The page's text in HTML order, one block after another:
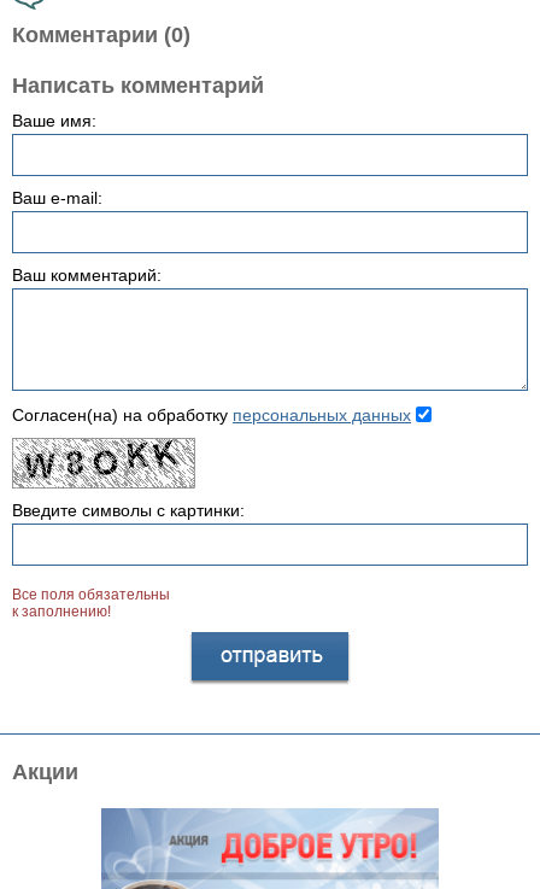
Акции
Комментарии (0)
Написать комментарий
Ваше имя:
Ваш e-mail:
Ваш комментарий:
Согласен(на) на обработку персональных данных
Введите символы с картинки:
Все поля обязательны
к заполнению!